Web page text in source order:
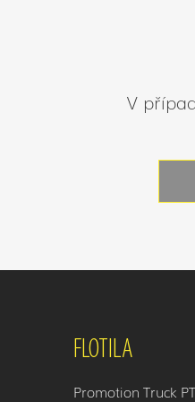
V
FLOTILA
Promotion Truck